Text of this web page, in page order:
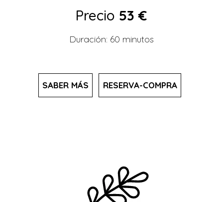
Precio 53 €
Duración: 60 minutos
SABER MÁS RESERVA-COMPRA